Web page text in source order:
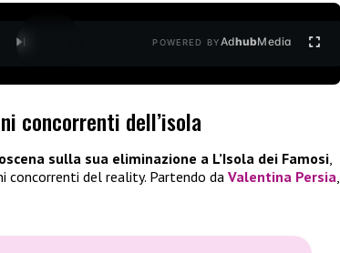
POWERED BYAdhubMedia
concorrenti dell’isola
sulla sua eliminazione a L’Isola dei Famosi,
concorrenti del reality. Partendo daValentina Persia,